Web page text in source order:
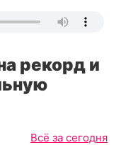
рекорд и
Всё за сегодня